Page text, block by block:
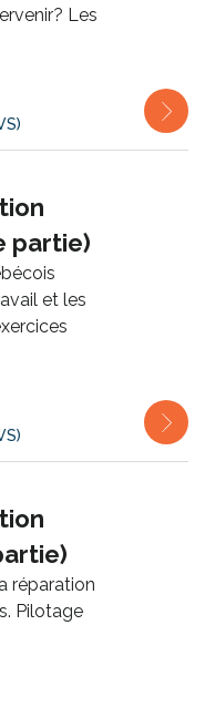
Les
partie)
et les
réparation
Pilotage